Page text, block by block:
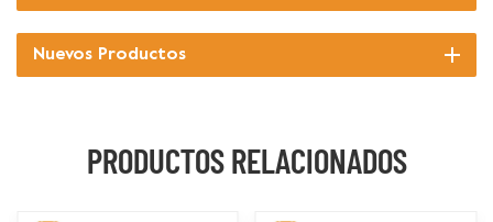
Nuevos Productos
PRODUCTOS RELACIONADOS